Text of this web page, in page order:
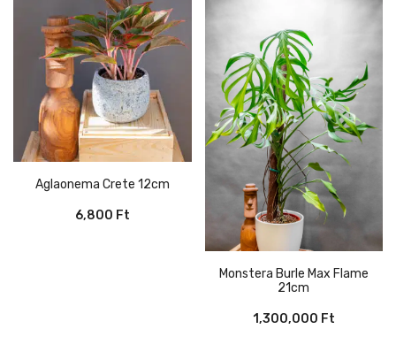
Aglaonema Crete 12cm
6,800 Ft
Monstera Burle Max Flame
21cm
1,300,000 Ft